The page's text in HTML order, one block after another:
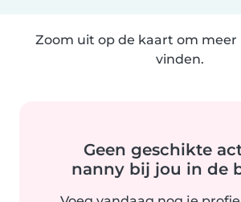
Zoom uit op de kaart om
vinden.
Geen geschikte
nanny bij jou in de